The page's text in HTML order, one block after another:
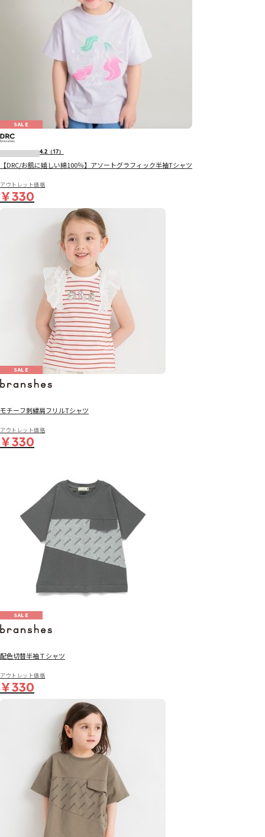
SALE
4.2 （17）
【DRC/お肌に嬉しい綿100％】アソートグラフィック半袖Tシャツ
アウトレット価格
￥330
SALE
モチーフ刺繍肩フリルTシャツ
アウトレット価格
￥330
SALE
配色切替半袖Ｔシャツ
アウトレット価格
￥330